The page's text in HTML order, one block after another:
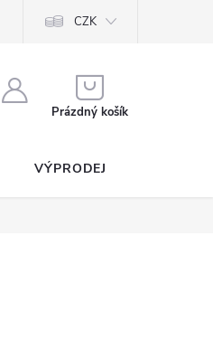
CZK
KOŠÍK
Prázdný košík
VÝPRODEJ